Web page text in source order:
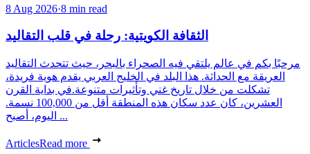
8 Aug 2026·8 min read
الثقافة الكويتية: رحلة في قلب التقاليد
مرحبًا بكم في عالم يلتقي فيه الصحراء بالبحر، حيث تتحدث التقاليد
العريقة مع الحداثة. هذا البلد في الخليج العربي يقدم هوية فريدة،
تشكلت من خلال تاريخ غني وتأثيرات متنوعة.في بداية القرن
العشرين، كان عدد سكان هذه المنطقة أقل من 100,000 نسمة.
اليوم، أصبح ...
ArticlesRead more